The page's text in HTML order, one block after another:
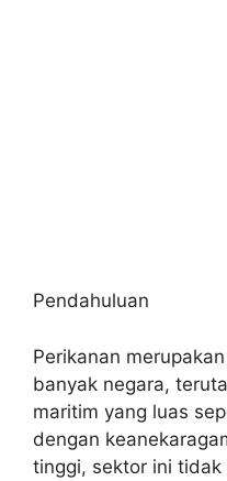
Pendahuluan
Perikanan
banyak negara,
maritim yang luas
dengan
tinggi, sektor ini